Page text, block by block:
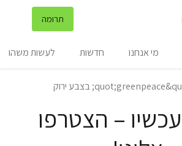
תרומה
מי אנחנו חדשות לעשות משהו
– הצטרפו